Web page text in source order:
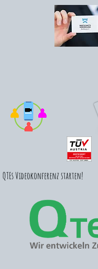
QTEs Videokonferenz starten!